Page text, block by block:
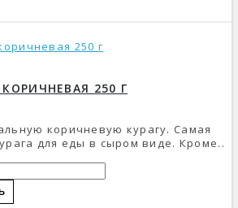
250 Г
коричневую курагу. Самая
для еды в сыром виде. Кроме..